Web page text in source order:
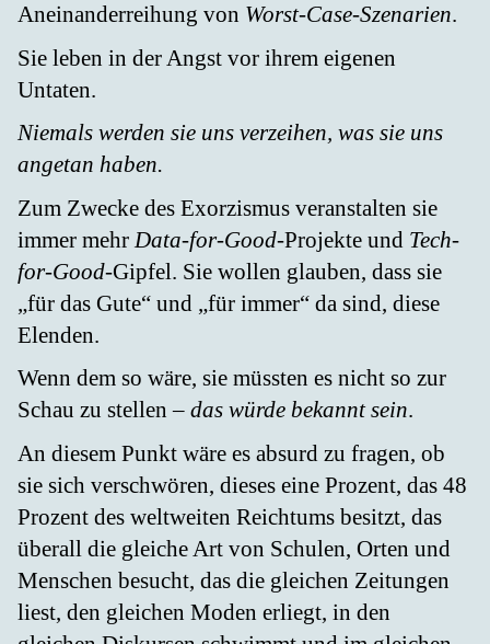
Aneinanderreihung von Worst-Case-Szenarien.
Sie leben in der Angst vor ihrem eigenen
Untaten.
Niemals werden sie uns verzeihen, was sie uns
angetan haben.
Zum Zwecke des Exorzismus veranstalten sie
immer mehr Data-for-Good-Projekte und Tech-
for-Good-Gipfel. Sie wollen glauben, dass sie
„für das Gute“ und „für immer“ da sind, diese
Elenden.
Wenn dem so wäre, sie müssten es nicht so zur
Schau zu stellen – das würde bekannt sein.
An diesem Punkt wäre es absurd zu fragen, ob
sie sich verschwören, dieses eine Prozent, das 48
Prozent des weltweiten Reichtums besitzt, das
überall die gleiche Art von Schulen, Orten und
Menschen besucht, das die gleichen Zeitungen
liest, den gleichen Moden erliegt, in den